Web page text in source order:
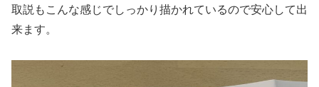
取説もこんな感じでしっかり描かれているので安心して出
来ます。